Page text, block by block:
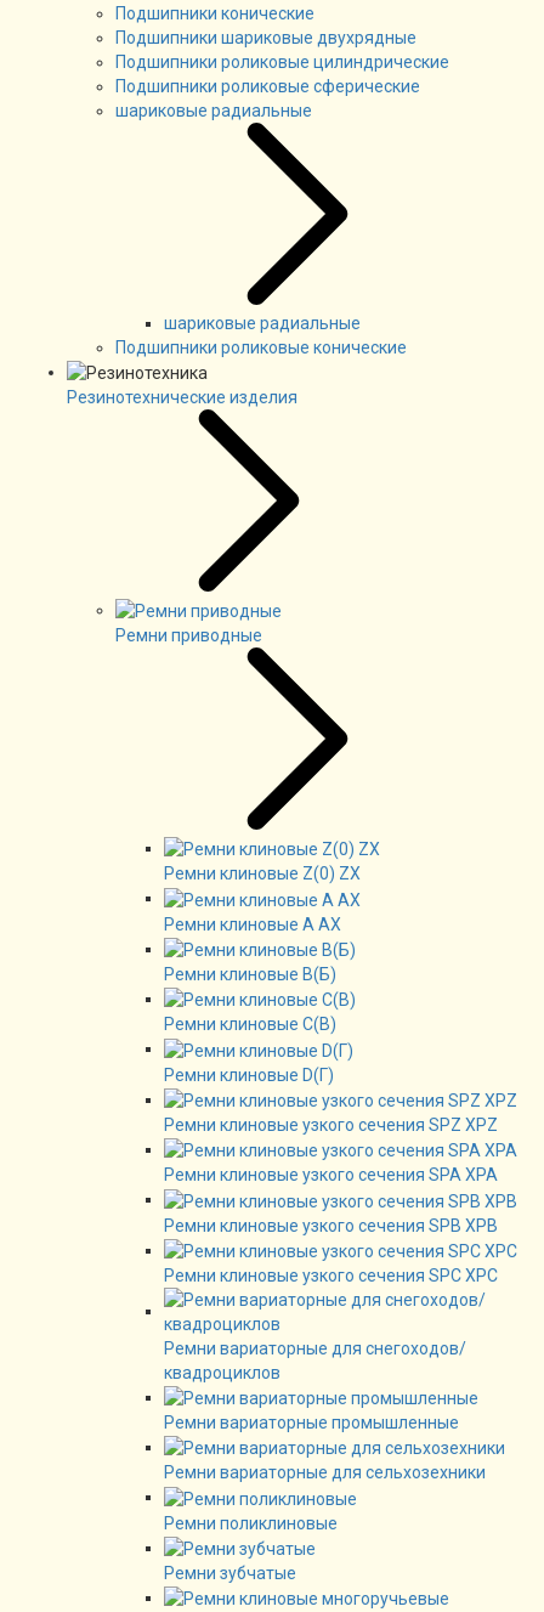
Подшипники конические
Подшипники шариковые двухрядные
Подшипники роликовые цилиндрические
Подшипники роликовые сферические
шариковые радиальные
шариковые радиальные
Подшипники роликовые конические
Резинотехнические изделия
Ремни приводные
Ремни клиновые Z(0) ZX
Ремни клиновые А AX
Ремни клиновые В(Б)
Ремни клиновые C(B)
Ремни клиновые D(Г)
Ремни клиновые узкого сечения SPZ XPZ
Ремни клиновые узкого сечения SPA XPA
Ремни клиновые узкого сечения SPB XPB
Ремни клиновые узкого сечения SPC XPC
Ремни вариаторные для снегоходов/
квадроциклов
Ремни вариаторные промышленные
Ремни вариаторные для сельхозехники
Ремни поликлиновые
Ремни зубчатые